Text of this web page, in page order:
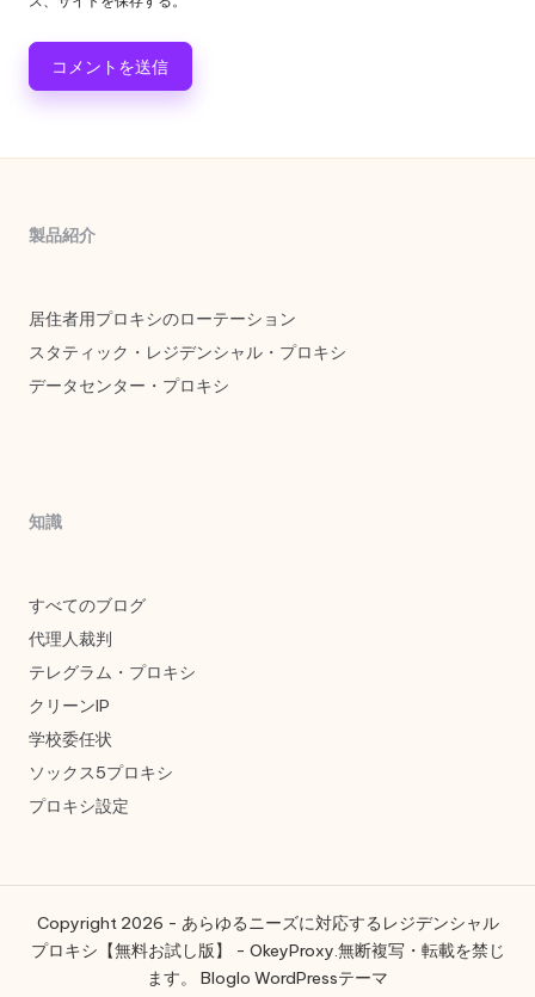
製品紹介
居住者用プロキシのローテーション
スタティック・レジデンシャル・プロキシ
データセンター・プロキシ
知識
すべてのブログ
代理人裁判
テレグラム・プロキシ
クリーンIP
学校委任状
ソックス5プロキシ
プロキシ設定
Copyright 2026 - あらゆるニーズに対応するレジデンシャル
プロキシ【無料お試し版】 - OkeyProxy.無断複写・転載を禁じ
ます。 Bloglo WordPressテーマ